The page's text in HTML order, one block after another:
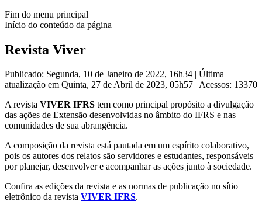
Fim do menu principal
Início do conteúdo da página
Revista Viver
Publicado: Segunda, 10 de Janeiro de 2022, 16h34 | Última
atualização em Quinta, 27 de Abril de 2023, 05h57 | Acessos: 13370
A revista VIVER IFRS tem como principal propósito a divulgação
das ações de Extensão desenvolvidas no âmbito do IFRS e nas
comunidades de sua abrangência.
A composição da revista está pautada em um espírito colaborativo,
pois os autores dos relatos são servidores e estudantes, responsáveis
por planejar, desenvolver e acompanhar as ações junto à sociedade.
Confira as edições da revista e as normas de publicação no sítio
eletrônico da revista VIVER IFRS.